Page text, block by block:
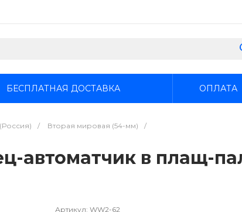
БЕСПЛАТНАЯ ДОСТАВКА ОПЛАТА
/ Вторая мировая (54-мм)
/
автоматчик в плащ-
Артикул: WW2-62